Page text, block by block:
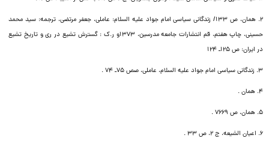
۲. همان، ص ۱۳۳/ زندگانى سیاسى امام جواد علیه السلام: عاملى، جعفر مرتضى، ترجمه: سید محمد
حسینى، چاپ هفتم، قم انتشارات جامعه مدرسین، ۱۳۷۳و ر.ک : گسترش تشیع در رى و تاریخ تشیع
در ایران: ص ۱۲۵ـ ۱۲۴
۳. زندگانى سیاسى امام جواد علیه السلام، عاملى، صص ۷۵ـ ۷۴ .
۴. همان .
۵. همان، ص ۷۶۶۹ .
۶. اعیان الشیعه، ج ۲، ص ۳۳ .